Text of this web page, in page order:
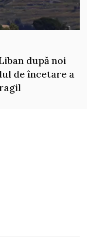
după noi
de încetare a